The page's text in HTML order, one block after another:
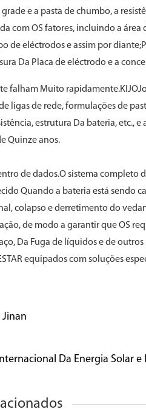
e a pasta de chumbo, a
com OS fatores, incluindo a área
de eléctrodos e assim por
Da Placa de eléctrodo e a
falham Muito
ligas de rede, formulações de
estrutura Da bateria, etc., e
Quinze anos.
de dados.O sistema completo
Quando a bateria está sendo
colapso e derretimento do
de modo a garantir que OS
Da Fuga de líquidos e de
equipados com soluções
Jinan
Da Energia Solar